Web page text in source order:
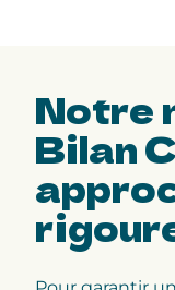
Notre
Bilan